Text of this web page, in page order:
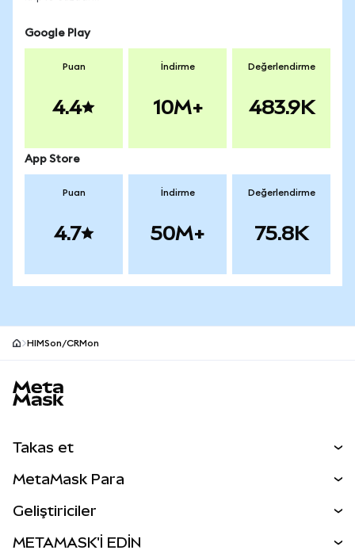
Google Play
Puan
4.4
İndirme
10M+
Değerlendirme
483.9K
App Store
Puan
4.7
İndirme
50M+
Değerlendirme
75.8K
HIMSon/CRMon
Takas et
Perps
RWA'lar
MetaMask Para
Geliştiriciler
METAMASK'İ EDİN